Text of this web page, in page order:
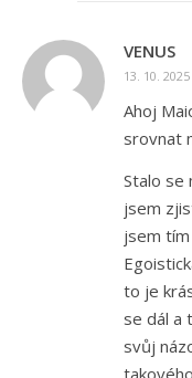
VENUS
13. 10.
Ahoj
srovnat
Stalo se
jsem
jsem tím
to je
se dál a
svůj